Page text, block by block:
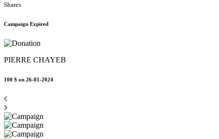
Shares
Campaign Expired
PIERRE CHAYEB
100 $ on 26-01-2024